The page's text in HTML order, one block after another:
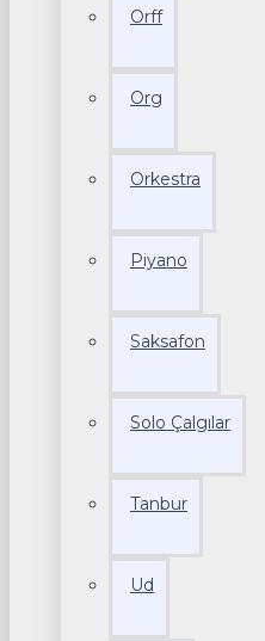
Orff
Org
Orkestra
Piyano
Saksafon
Solo Çalgılar
Tanbur
Ud